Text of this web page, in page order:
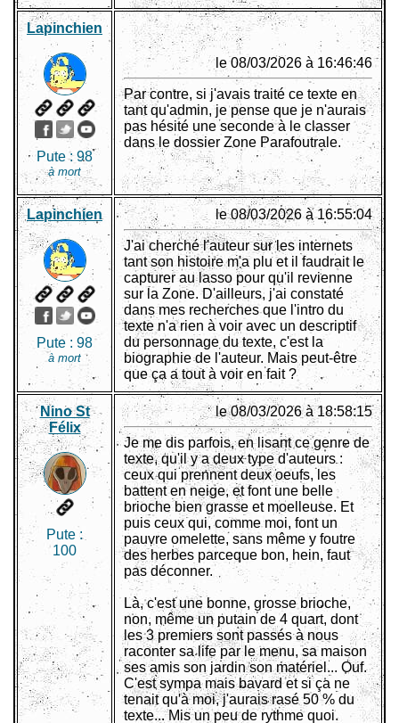
Lapinchien
Pute : 98
à mort
le 08/03/2026 à 16:46:46
Par contre, si j'avais traité ce texte en
tant qu'admin, je pense que je n'aurais
pas hésité une seconde à le classer
dans le dossier Zone Parafoutrale.
Lapinchien
Pute : 98
à mort
le 08/03/2026 à 16:55:04
J'ai cherché l'auteur sur les internets
tant son histoire m'a plu et il faudrait le
capturer au lasso pour qu'il revienne
sur la Zone. D'ailleurs, j'ai constaté
dans mes recherches que l'intro du
texte n'a rien à voir avec un descriptif
du personnage du texte, c'est la
biographie de l'auteur. Mais peut-être
que ça a tout à voir en fait ?
Nino St
Félix
Pute :
100
le 08/03/2026 à 18:58:15
Je me dis parfois, en lisant ce genre de
texte, qu'il y a deux type d'auteurs :
ceux qui prennent deux oeufs, les
battent en neige, et font une belle
brioche bien grasse et moelleuse. Et
puis ceux qui, comme moi, font un
pauvre omelette, sans même y foutre
des herbes parceque bon, hein, faut
pas déconner.
Là, c'est une bonne, grosse brioche,
non, même un putain de 4 quart, dont
les 3 premiers sont passés à nous
raconter sa life par le menu, sa maison
ses amis son jardin son matériel... Ouf.
C'est sympa mais bavard et si ça ne
tenait qu'à moi, j'aurais rasé 50 % du
texte... Mis un peu de rythme quoi.